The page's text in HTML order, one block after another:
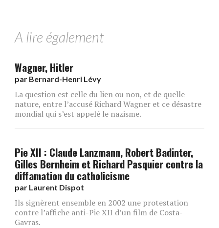
A lire également
Wagner, Hitler
par Bernard-Henri Lévy
La question est celle du lien ou non, et de quelle
nature, entre l’accusé Richard Wagner et ce désastre
mondial qui s’est appelé le nazisme.
Pie XII : Claude Lanzmann, Robert Badinter,
Gilles Bernheim et Richard Pasquier contre la
diffamation du catholicisme
par Laurent Dispot
Ils signèrent ensemble en 2002 une protestation
contre l’affiche anti-Pie XII d’un film de Costa-
Gavras.